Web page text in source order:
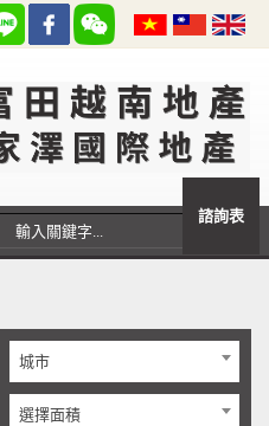
城市
選擇面積
諮詢表